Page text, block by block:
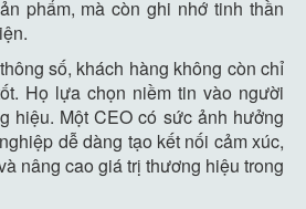
phẩm, mà còn ghi nhớ tinh thần
số, khách hàng không còn chỉ
Họ lựa chọn niềm tin vào người
hiệu. Một CEO có sức ảnh hưởng
dễ dàng tạo kết nối cảm xúc,
nâng cao giá trị thương hiệu trong